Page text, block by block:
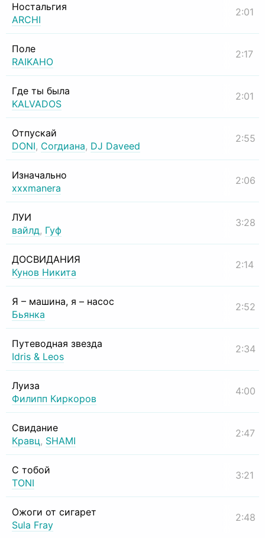
Ностальгия
ARCHI
2:01
Поле
RAIKAHO
2:17
Где ты была
KALVADOS
2:01
Отпускай
DONI, Согдиана, DJ Daveed
2:55
Изначально
xxxmanera
2:06
ЛУИ
вайлд, Гуф
3:28
ДОСВИДАНИЯ
Кунов Никита
2:14
Я – машина, я – насос
Бьянка
2:52
Путеводная звезда
Idris & Leos
2:34
Луиза
Филипп Киркоров
4:00
Свидание
Кравц, SHAMI
2:47
С тобой
TONI
3:21
Ожоги от сигарет
Sula Fray
2:48